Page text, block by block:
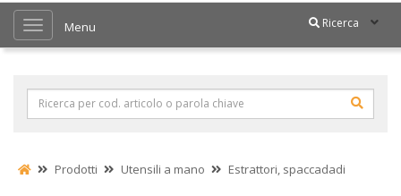
Menu Ricerca
Prodotti Utensili a mano Estrattori, spaccadadi